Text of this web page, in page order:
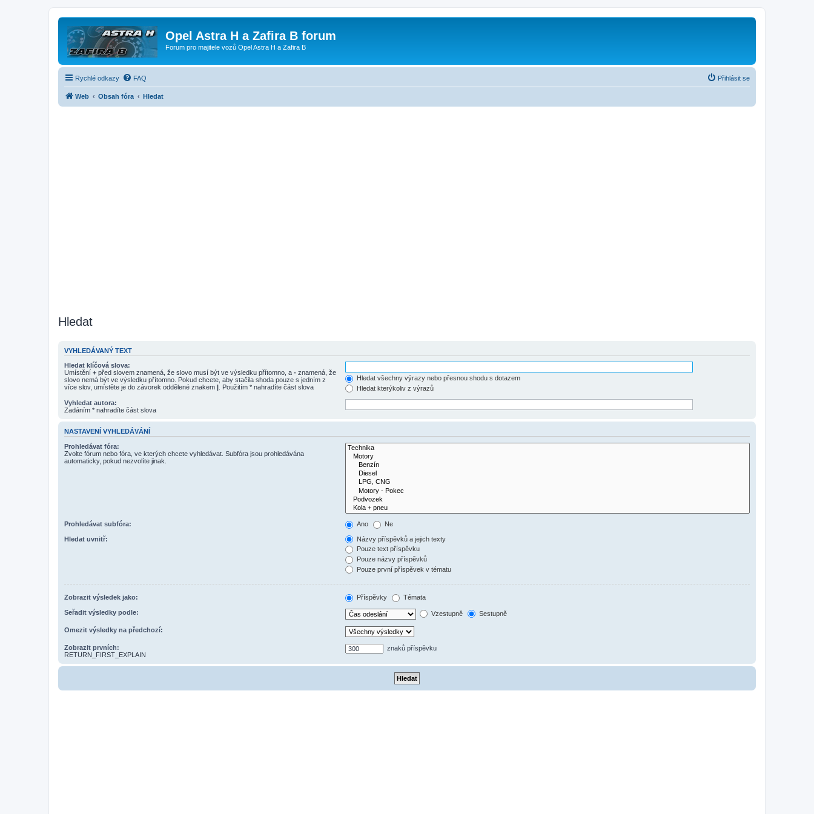
Opel Astra H a Zafira B forum
Forum pro majitele vozů Opel Astra H a Zafira B
Rychlé odkazy FAQ Přihlásit se
Web Obsah fóra Hledat
Hledat
VYHLEDÁVANÝ TEXT
Hledat klíčová slova:
Umístění + před slovem znamená, že slovo musí být ve výsledku přítomno, a - znamená, že
slovo nemá být ve výsledku přítomno. Pokud chcete, aby stačila shoda pouze s jedním z
více slov, umístěte je do závorek oddělené znakem | . Použitím * nahradíte část slova
Hledat všechny výrazy nebo přesnou shodu s dotazem
Hledat kterýkoliv z výrazů
Vyhledat autora:
Zadáním * nahradíte část slova
NASTAVENÍ VYHLEDÁVÁNÍ
Prohledávat fóra:
Zvolte fórum nebo fóra, ve kterých chcete vyhledávat. Subfóra jsou prohledávána
automaticky, pokud nezvolíte jinak.
Prohledávat subfóra: Ano Ne
Hledat uvnitř:
Názvy příspěvků a jejich texty
Pouze text příspěvku
Pouze názvy příspěvků
Pouze první příspěvek v tématu
Zobrazit výsledek jako: Příspěvky Témata
Seřadit výsledky podle: Vzestupně Sestupně
Omezit výsledky na předchozí:
Zobrazit prvních:
RETURN_FIRST_EXPLAIN
znaků příspěvku